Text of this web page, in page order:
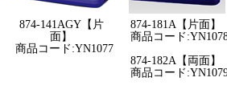
874-141AGY【片
面】
商品コード:YN1077
874-181A【片面】
商品コード
874-182A【両面】
商品コード